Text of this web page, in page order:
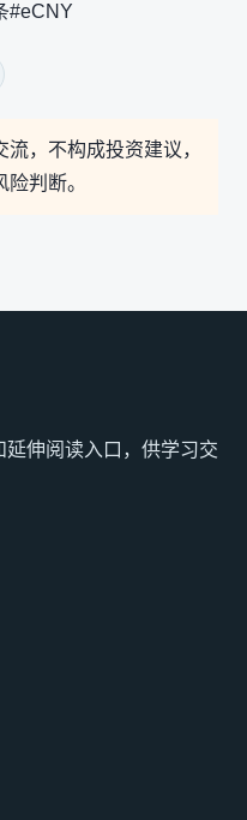
#eCNY
，不构成投资建议，
判断。
伸阅读入口，供学习交